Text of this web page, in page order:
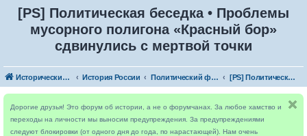
[PS] Политическая беседка • Проблемы
мусорного полигона «Красный бор»
сдвинулись с мертвой точки
Исторический форум История России Политический форум [PS] Политическая беседка • Проблемы мусорного полигона «Красный бор» сдвинулись с мертвой точки
Дорогие друзья! Это форум об истории, а не о форумчанах. За любое хамство и
переходы на личности мы выносим предупреждения. За предупреждениями
следуют блокировки (от одного дня до года, по нарастающей). Нам очень